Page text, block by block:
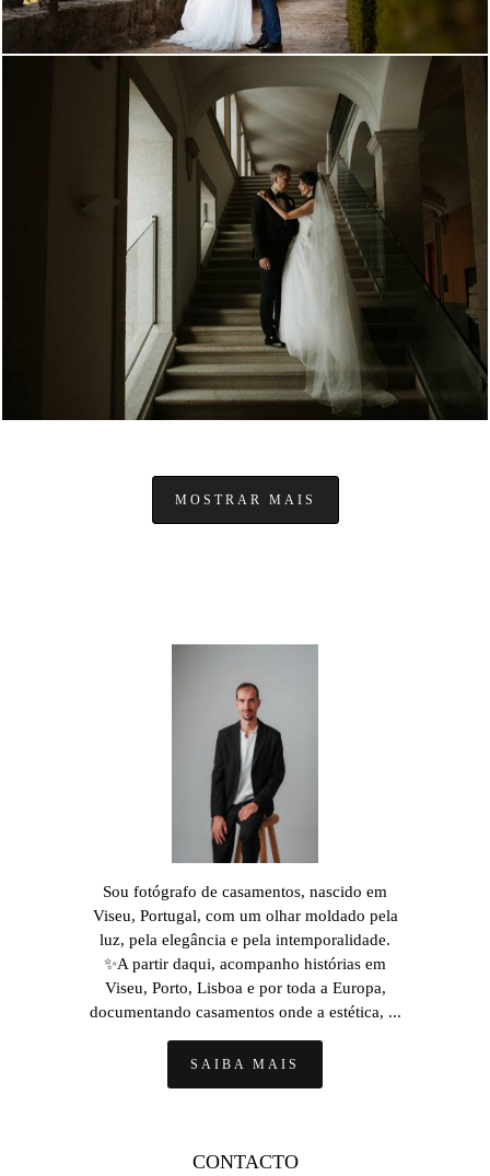
1083
MOSTRAR MAIS
Sou fotógrafo de casamentos, nascido em
Viseu, Portugal, com um olhar moldado pela
luz, pela elegância e pela intemporalidade.
✨A partir daqui, acompanho histórias em
Viseu, Porto, Lisboa e por toda a Europa,
documentando casamentos onde a estética, ...
SAIBA MAIS
CONTACTO